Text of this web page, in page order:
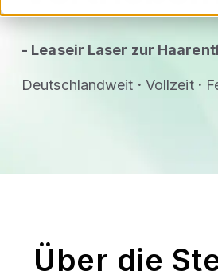
- Leaseir Laser zur
Deutschlandweit · Vollzeit ·
Über die